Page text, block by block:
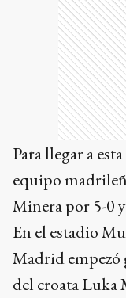
Para llegar a
equipo
Minera por 5-0
En el estadio
Madrid empezó
del croata Luka